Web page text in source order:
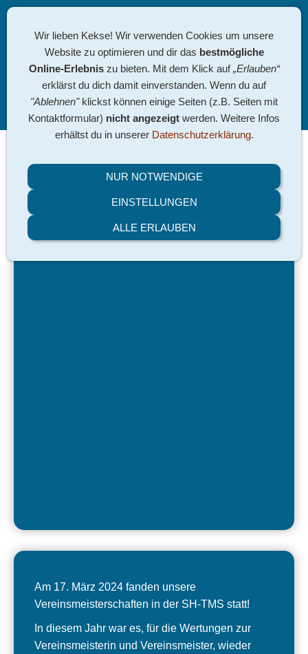
Navigation einblenden
17.03.
Vereinsmeisterschaften
2024
Am 17. März 2024 fanden unsere
Vereinsmeisterschaften in der SH-TMS statt!
In diesem Jahr war es, für die Wertungen zur
Vereinsmeisterin und Vereinsmeister, wieder
Wir lieben Kekse! Wir verwenden Cookies um unsere
Website zu optimieren und dir das bestmögliche
Online-Erlebniszu bieten. Mit dem Klick auf„Erlauben“
erklärst du dich damit einverstanden. Wenn du auf
"Ablehnen" klickst können einige Seiten (z.B. Seiten mit
Kontaktformular) nicht angezeigt werden. Weitere Infos
erhältst du in unserer Datenschutzerklärung.
NUR NOTWENDIGE
EINSTELLUNGEN
ALLE ERLAUBEN